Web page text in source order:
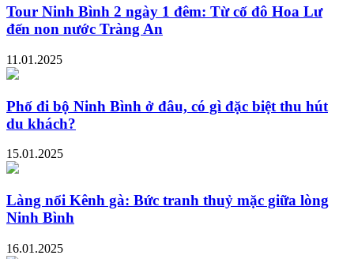
Tour Ninh Bình 2 ngày 1 đêm: Từ cố đô Hoa Lư
đến non nước Tràng An
11.01.2025
Phố đi bộ Ninh Bình ở đâu, có gì đặc biệt thu hút
du khách?
15.01.2025
Làng nổi Kênh gà: Bức tranh thuỷ mặc giữa lòng
Ninh Bình
16.01.2025